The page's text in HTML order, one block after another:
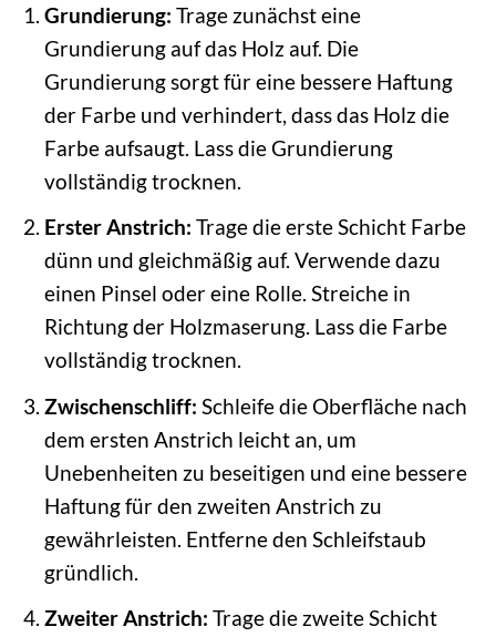
Grundierung: Trage zunächst eine
Grundierung auf das Holz auf. Die
Grundierung sorgt für eine bessere Haftung
der Farbe und verhindert, dass das Holz die
Farbe aufsaugt. Lass die Grundierung
vollständig trocknen.
Erster Anstrich: Trage die erste Schicht Farbe
dünn und gleichmäßig auf. Verwende dazu
einen Pinsel oder eine Rolle. Streiche in
Richtung der Holzmaserung. Lass die Farbe
vollständig trocknen.
Zwischenschliff: Schleife die Oberfläche nach
dem ersten Anstrich leicht an, um
Unebenheiten zu beseitigen und eine bessere
Haftung für den zweiten Anstrich zu
gewährleisten. Entferne den Schleifstaub
gründlich.
Zweiter Anstrich: Trage die zweite Schicht